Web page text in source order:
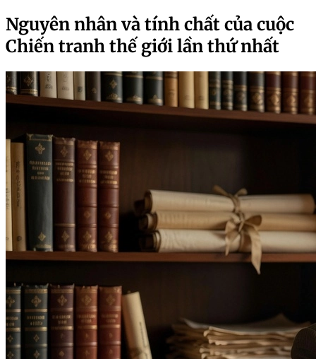
Nguyên nhân và tính chất của cuộc
Chiến tranh thế giới lần thứ nhất